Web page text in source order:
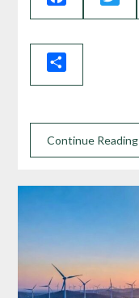
Continue Reading